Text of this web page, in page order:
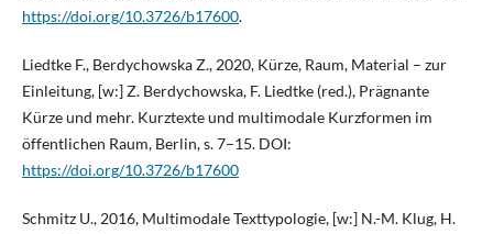
https://doi.org/10.3726/b17600.
Liedtke F., Berdychowska Z., 2020, Kürze, Raum, Material – zur
Einleitung, [w:] Z. Berdychowska, F. Liedtke (red.), Prägnante
Kürze und mehr. Kurztexte und multimodale Kurzformen im
öffentlichen Raum, Berlin, s. 7–15. DOI:
https://doi.org/10.3726/b17600
Schmitz U., 2016, Multimodale Texttypologie, [w:] N.-M. Klug, H.